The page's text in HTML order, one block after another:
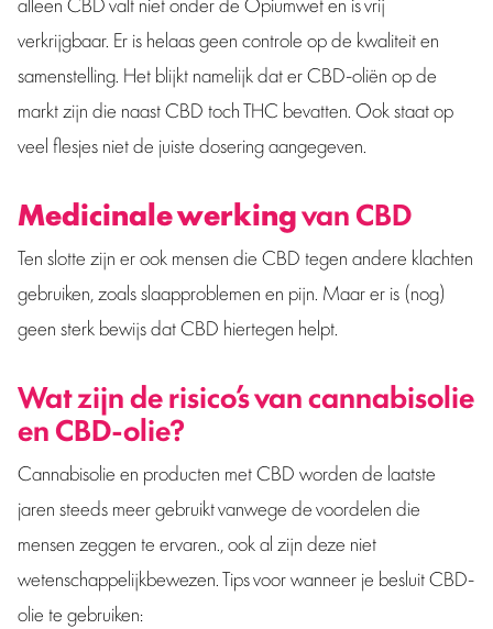
verkrijgbaar. Er is helaas geen controle op de kwaliteit en
samenstelling. Het blijkt namelijk dat er CBD-oliën op de
markt zijn die naast CBD toch THC bevatten. Ook staat op
veel flesjes niet de juiste dosering aangegeven.
Medicinale werkingvan CBD
Ten slotte zijn er ook mensen die CBD tegen andere klachten
gebruiken, zoals slaapproblemen en pijn. Maar er is (nog)
geen sterk bewijs dat CBD hiertegen helpt.
Wat zijn de risico’s van cannabisolie
en CBD-olie?
Cannabisolie en producten met CBD worden de laatste
jaren steeds meer gebruikt vanwege de voordelen die
mensen zeggen te ervaren., ook al zijn deze niet
wetenschappelijkbewezen. Tips voor wanneer je besluit CBD-
olie te gebruiken: